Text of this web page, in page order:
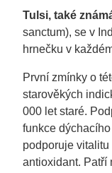
Tulsi, také
sanctum), se v
hrnečku v
První zmínky o
starověkých
000 let staré.
funkce
podporuje
antioxidant. Patří